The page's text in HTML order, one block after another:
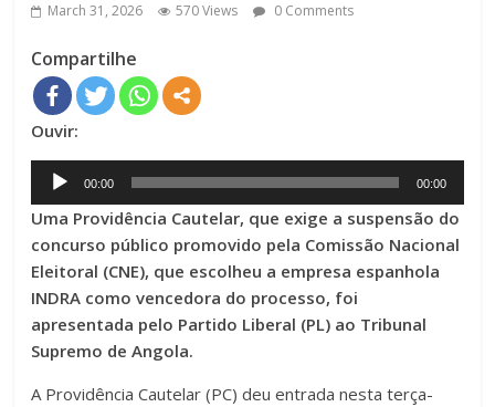
March 31, 2026 570 Views 0 Comments
Compartilhe
Ouvir:
Audio
Player
00:00 00:00
Uma Providência Cautelar, que exige a suspensão do
concurso público promovido pela Comissão Nacional
Eleitoral (CNE), que escolheu a empresa espanhola
INDRA como vencedora do processo, foi
apresentada pelo Partido Liberal (PL) ao Tribunal
Supremo de Angola.
A Providência Cautelar (PC) deu entrada nesta terça-